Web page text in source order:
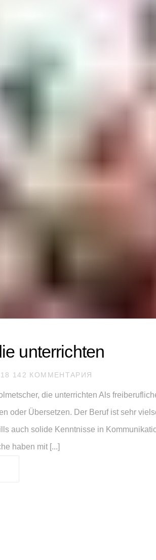
unterrichten
18 142 КОММЕНТАРИЯ
die unterrichten Als
oder Übersetzen. Der Beruf ist sehr
auch solide Kenntnisse in
haben mit [...]